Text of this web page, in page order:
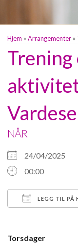
Hjem » Arrangementer »
Trening
NÅR
24/04/2025
00:00
LEGG TIL PÅ
Torsdager